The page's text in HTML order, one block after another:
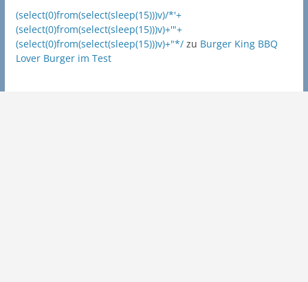
(select(0)from(select(sleep(15)))v)/*'+
(select(0)from(select(sleep(15)))v)+'"+
(select(0)from(select(sleep(15)))v)+"*/zu Burger King BBQ
Lover Burger im Test